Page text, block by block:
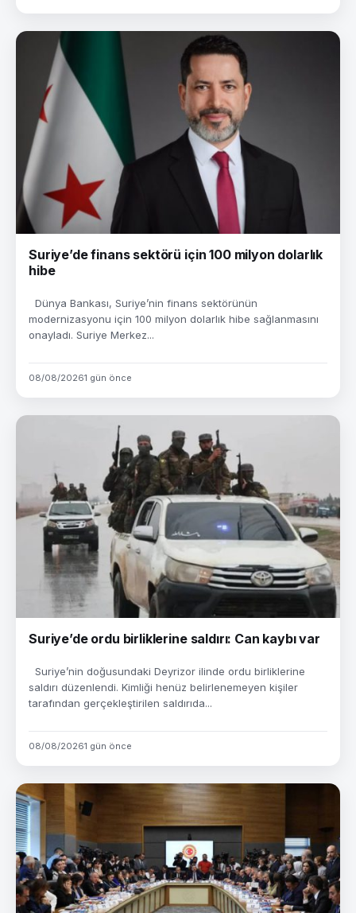
Suriye’de finans sektörü için 100 milyon dolarlık
hibe
Dünya Bankası, Suriye’nin finans sektörünün
modernizasyonu için 100 milyon dolarlık hibe sağlanmasını
onayladı. Suriye Merkez...
08/08/20261 gün önce
Suriye’de ordu birliklerine saldırı: Can kaybı var
Suriye’nin doğusundaki Deyrizor ilinde ordu birliklerine
saldırı düzenlendi. Kimliği henüz belirlenemeyen kişiler
tarafından gerçekleştirilen saldırıda...
08/08/20261 gün önce